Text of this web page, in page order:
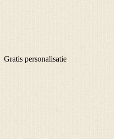
Gratis personalisatie